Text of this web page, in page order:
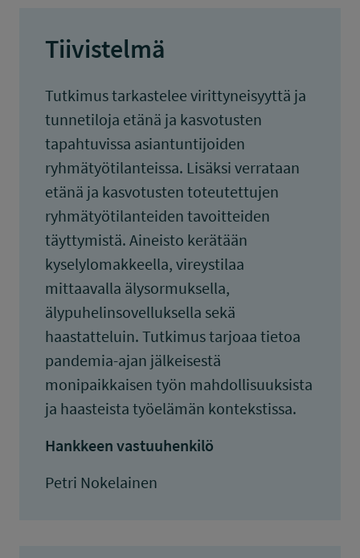
Tiivistelmä
Tutkimus tarkastelee virittyneisyyttä ja
tunnetiloja etänä ja kasvotusten
tapahtuvissa asiantuntijoiden
ryhmätyötilanteissa. Lisäksi verrataan
etänä ja kasvotusten toteutettujen
ryhmätyötilanteiden tavoitteiden
täyttymistä. Aineisto kerätään
kyselylomakkeella, vireystilaa
mittaavalla älysormuksella,
älypuhelinsovelluksella sekä
haastatteluin. Tutkimus tarjoaa tietoa
pandemia-ajan jälkeisestä
monipaikkaisen työn mahdollisuuksista
ja haasteista työelämän kontekstissa.
Hankkeen vastuuhenkilö
Petri Nokelainen